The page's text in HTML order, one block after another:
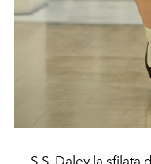
S.S. Daley la